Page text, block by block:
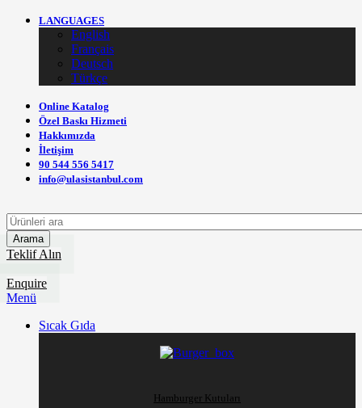
LANGUAGES
English
Français
Deutsch
Türkçe
Online Katalog
Özel Baskı Hizmeti
Hakkımızda
İletişim
90 544 556 5417
info@ulasistanbul.com
Arama
Teklif Alın
Enquire
Menü
Sıcak Gıda
Hamburger Kutuları